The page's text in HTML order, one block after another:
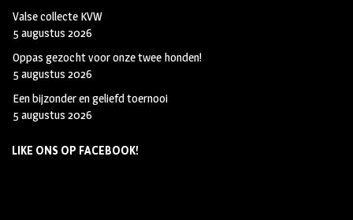
Valse collecte KVW
5 augustus 2026
Oppas gezocht voor onze twee honden!
5 augustus 2026
Een bijzonder en geliefd toernooi
5 augustus 2026
LIKE ONS OP FACEBOOK!